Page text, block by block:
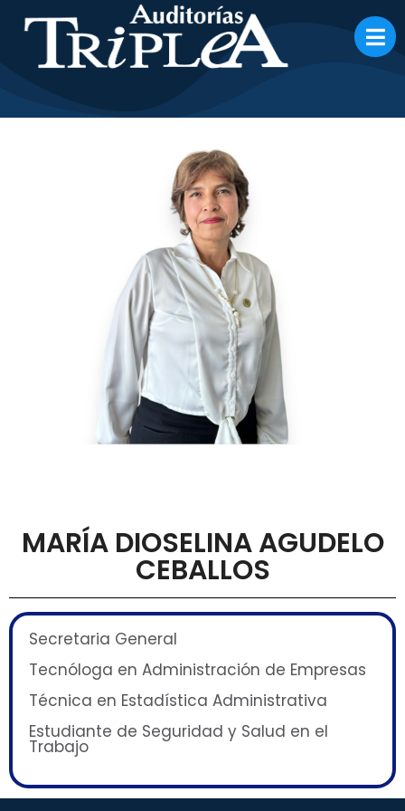
MARÍA DIOSELINA AGUDELO
CEBALLOS
Secretaria General
Tecnóloga en Administración de Empresas
Técnica en Estadística Administrativa
Estudiante de Seguridad y Salud en el
Trabajo